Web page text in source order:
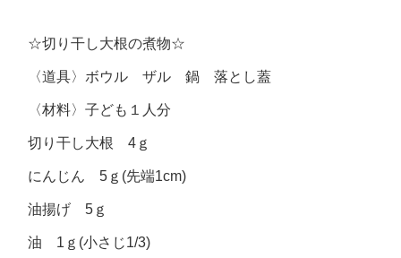
☆切り干し大根の煮物☆
〈道具〉ボウル ザル 鍋 落とし蓋
〈材料〉子ども１人分
切り干し大根 4ｇ
にんじん 5ｇ(先端1cm)
油揚げ 5ｇ
油 1ｇ(小さじ1/3)